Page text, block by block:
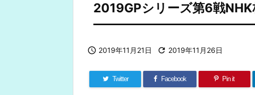
2019GPシリーズ第6戦NHK
 2019年11月21日  2019年11月26日
Twitter Facebook Pin it